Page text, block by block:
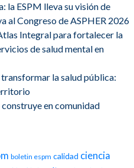
la ESPM lleva su visión de
al Congreso de ASPHER 2026
Integral para fortalecer la
de salud mental en
la salud pública:
en comunidad
boletin espm calidad ciencia